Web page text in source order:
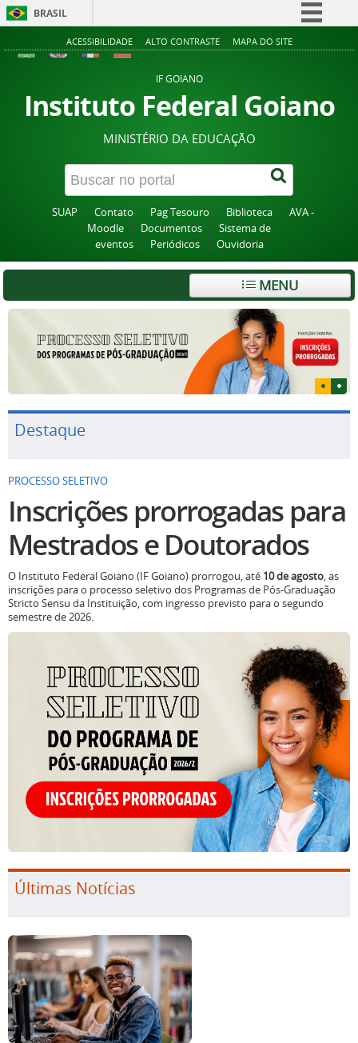
BRASIL
Simplifique!
Acesso à informação
Legislação
Canais
ACESSIBILIDADE ALTO CONTRASTE MAPA DO SITE
IF GOIANO
Instituto Federal Goiano
MINISTÉRIO DA EDUCAÇÃO
SUAP Contato Pag Tesouro Biblioteca
AVA -
Moodle
Documentos
Sistema de
eventos
Periódicos Ouvidoria
MENU
Destaque
PROCESSO SELETIVO
Inscrições prorrogadas para
Mestrados e Doutorados
O Instituto Federal Goiano (IF Goiano) prorrogou, até 10 de agosto, as
inscrições para o processo seletivo dos Programas de Pós-Graduação
Stricto Sensu da Instituição, com ingresso previsto para o segundo
semestre de 2026.
Últimas Notícias